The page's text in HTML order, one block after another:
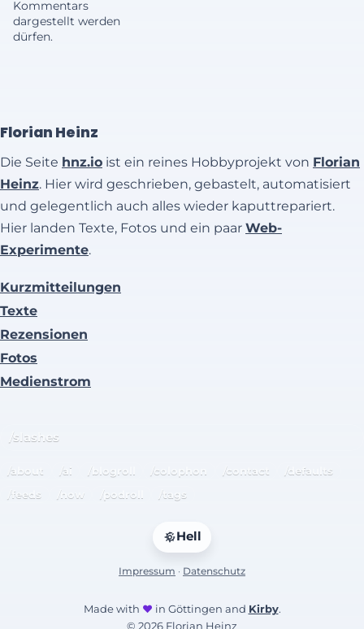
Kommentars
dargestellt werden
dürfen.
Florian Heinz
Die Seite hnz.io ist ein reines Hobbyprojekt von Florian
Heinz. Hier wird geschrieben, gebastelt, automatisiert
und gelegentlich auch alles wieder kaputtrepariert.
Hier landen Texte, Fotos und ein paar Web-
Experimente.
Kurzmitteilungen
Texte
Rezensionen
Fotos
Medienstrom
/slashes
/about /ai /blogroll /colophon /contact
/defaults
/feeds
/now /podroll /tags
Hell
Impressum · Datenschutz
Made with ♥ in Göttingen and Kirby.
© 2026 Florian Heinz